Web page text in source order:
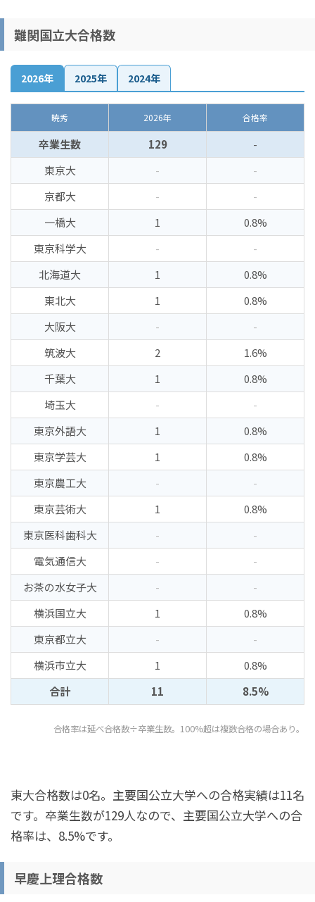
難関国立大合格数
2026年 2025年 2024年
暁秀 2026年 合格率
卒業生数 129
-
東京大
-
-
京都大
-
-
一橋大
1
0.8%
東京科学大
-
-
北海道大
1
0.8%
東北大
1
0.8%
大阪大
-
-
筑波大
2
1.6%
千葉大
1
0.8%
埼玉大
-
-
東京外語大
1
0.8%
東京学芸大
1
0.8%
東京農工大
-
-
東京芸術大
1
0.8%
東京医科歯科大
-
-
電気通信大
-
-
お茶の水女子大
-
-
横浜国立大
1
0.8%
東京都立大
-
-
横浜市立大
1
0.8%
合計
11 8.5%
合格率は延べ合格数÷卒業生数。100%超は複数合格の場合あり。
東大合格数は0名。主要国公立大学への合格実績は11名
です。卒業生数が129人なので、主要国公立大学への合
格率は、8.5%です。
早慶上理合格数